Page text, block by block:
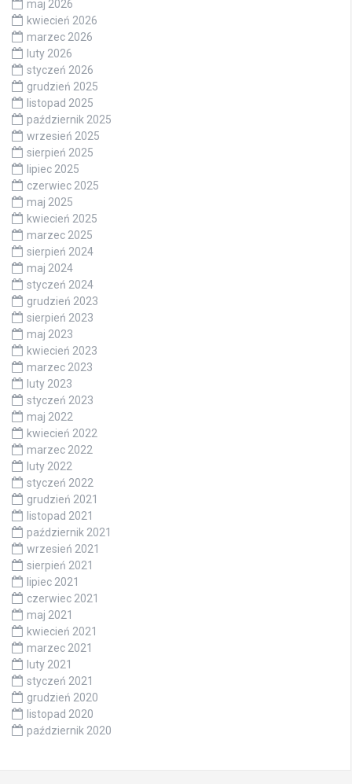
maj 2026
kwiecień 2026
marzec 2026
luty 2026
styczeń 2026
grudzień 2025
listopad 2025
październik 2025
wrzesień 2025
sierpień 2025
lipiec 2025
czerwiec 2025
maj 2025
kwiecień 2025
marzec 2025
sierpień 2024
maj 2024
styczeń 2024
grudzień 2023
sierpień 2023
maj 2023
kwiecień 2023
marzec 2023
luty 2023
styczeń 2023
maj 2022
kwiecień 2022
marzec 2022
luty 2022
styczeń 2022
grudzień 2021
listopad 2021
październik 2021
wrzesień 2021
sierpień 2021
lipiec 2021
czerwiec 2021
maj 2021
kwiecień 2021
marzec 2021
luty 2021
styczeń 2021
grudzień 2020
listopad 2020
październik 2020